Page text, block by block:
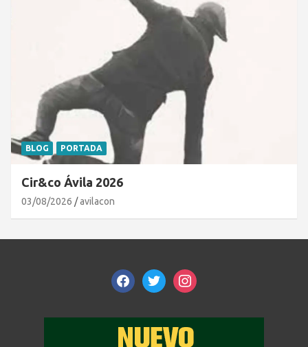
BLOG PORTADA
Cir&co Ávila 2026
03/08/2026 avilacon
facebooktwitterinstagram